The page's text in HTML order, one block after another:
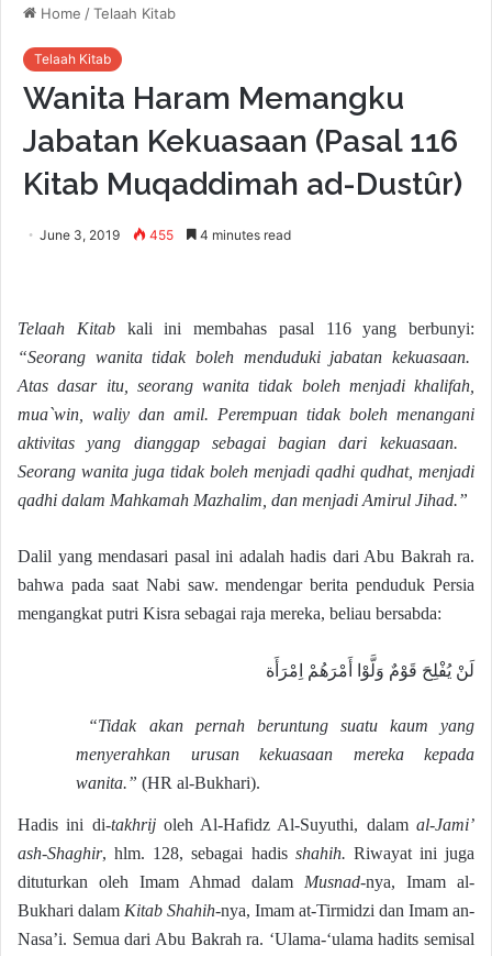
Home /Telaah Kitab
Telaah Kitab
Wanita Haram Memangku
Jabatan Kekuasaan (Pasal 116
Kitab Muqaddimah ad-Dustûr)
June 3, 2019 455 4 minutes read
Telaah Kitabkali ini membahas pasal 116 yang berbunyi:
“Seorang wanita tidak boleh menduduki jabatan kekuasaan.
Atas dasar itu, seorang wanita tidak boleh menjadi khalifah,
mua`win, waliy dan amil. Perempuan tidak boleh menangani
aktivitas yang dianggap sebagai bagian dari kekuasaan.
Seorang wanita juga tidak boleh menjadi qadhi qudhat, menjadi
qadhi dalam Mahkamah Mazhalim, dan menjadi Amirul Jihad.”
Dalil yang mendasari pasal ini adalah hadis dari Abu Bakrah ra.
bahwa pada saat Nabi saw. mendengar berita penduduk Persia
mengangkat putri Kisra sebagai raja mereka, beliau bersabda:
لَنْ يُفْلِحَ قَوْمٌ وَلَّوْا أَمْرَهُمْ اِمْرَأَة
“Tidak akan pernah beruntung suatu kaum yang
menyerahkan urusan kekuasaan mereka kepada
wanita.”(HR al-Bukhari).
Hadis ini di-takhrijoleh Al-Hafidz Al-Suyuthi, dalamal-Jami’
ash-Shaghir, hlm. 128, sebagai hadis shahih. Riwayat ini juga
dituturkan oleh Imam Ahmad dalam Musnad-nya, Imam al-
Bukhari dalam Kitab Shahih-nya, Imam at-Tirmidzi dan Imam an-
Nasa’i. Semua dari Abu Bakrah ra. ‘Ulama-‘ulama hadits semisal